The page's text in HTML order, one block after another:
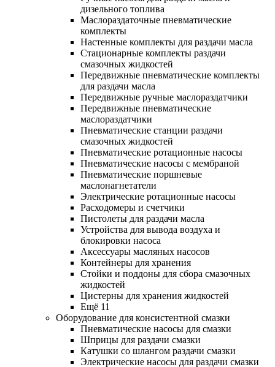
дизельного топлива
Маслораздаточные пневматические
комплекты
Настенные комплекты для раздачи масла
Стационарные комплекты раздачи
смазочных жидкостей
Передвижные пневматические комплекты
для раздачи масла
Передвижные ручные маслораздатчики
Передвижные пневматические
маслораздатчики
Пневматические станции раздачи
смазочных жидкостей
Пневматические ротационные насосы
Пневматические насосы с мембраной
Пневматические поршневые
маслонагнетатели
Электрические ротационные насосы
Расходомеры и счетчики
Пистолеты для раздачи масла
Устройства для вывода воздуха и
блокировки насоса
Аксессуары масляных насосов
Контейнеры для хранения
Стойки и поддоны для сбора смазочных
жидкостей
Цистерны для хранения жидкостей
Ещё 11
Оборудование для консистентной смазки
Пневматические насосы для смазки
Шприцы для раздачи смазки
Катушки со шлангом раздачи смазки
Электрические насосы для раздачи смазки